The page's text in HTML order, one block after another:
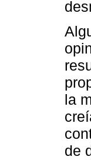
la
de